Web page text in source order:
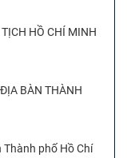
HỒ CHÍ MINH
BÀN THÀNH
phố Hồ Chí